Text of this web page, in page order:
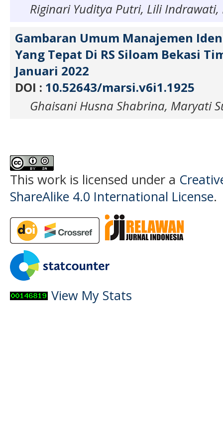
Riginari Yuditya Putri, Lili Indrawati,
Gambaran Umum Manajemen
Yang Tepat Di RS Siloam Bekasi
Januari 2022
DOI : 10.52643/marsi.v6i1.1925
Ghaisani Husna Shabrina, Maryati
This work is licensed under a
ShareAlike 4.0 International License.
View My Stats